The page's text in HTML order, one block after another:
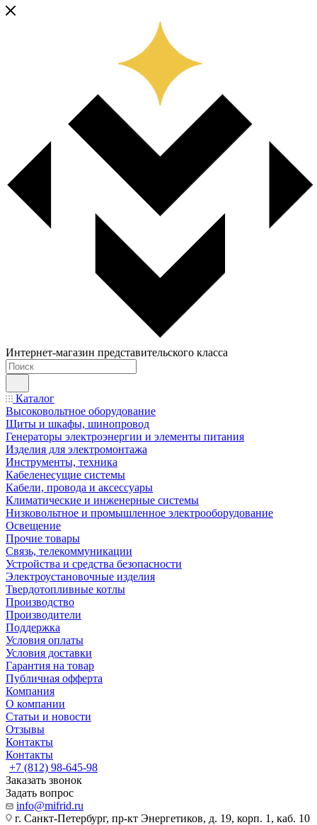
Интернет-магазин представительского класса
Каталог
Высоковольтное оборудование
Щиты и шкафы, шинопровод
Генераторы электроэнергии и элементы питания
Изделия для электромонтажа
Инструменты, техника
Кабеленесущие системы
Кабели, провода и аксессуары
Климатические и инженерные системы
Низковольтное и промышленное электрооборудование
Освещение
Прочие товары
Связь, телекоммуникации
Устройства и средства безопасности
Электроустановочные изделия
Твердотопливные котлы
Производство
Производители
Поддержка
Условия оплаты
Условия доставки
Гарантия на товар
Публичная офферта
Компания
О компании
Статьи и новости
Отзывы
Контакты
Контакты
+7 (812) 98-645-98
Заказать звонок
Задать вопрос
info@mifrid.ru
г. Санкт-Петербург, пр-кт Энергетиков, д. 19, корп. 1, каб. 10